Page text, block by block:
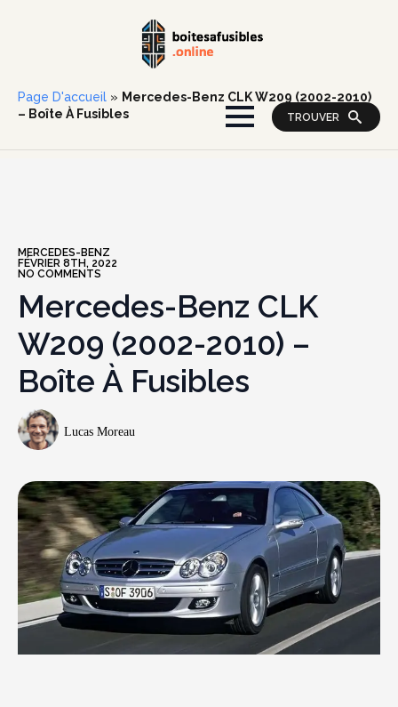
TROUVER
Page D'accueil » Mercedes-Benz CLK W209 (2002-2010)
– Boîte À Fusibles
MERCEDES-BENZ
FÉVRIER 8TH, 2022
NO COMMENTS
Mercedes-Benz CLK
W209 (2002-2010) –
Boîte À Fusibles
Lucas Moreau